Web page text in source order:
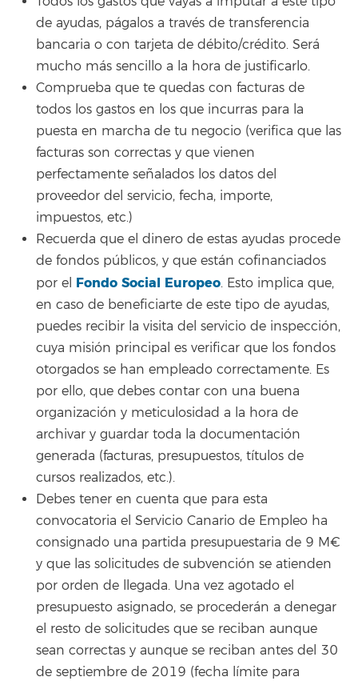
de ayudas, págalos a través de transferencia
bancaria o con tarjeta de débito/crédito. Será
mucho más sencillo a la hora de justificarlo.
Comprueba que te quedas con facturas de
todos los gastos en los que incurras para la
puesta en marcha de tu negocio (verifica que las
facturas son correctas y que vienen
perfectamente señalados los datos del
proveedor del servicio, fecha, importe,
impuestos, etc.)
Recuerda que el dinero de estas ayudas procede
de fondos públicos, y que están cofinanciados
por el Fondo Social Europeo. Esto implica que,
en caso de beneficiarte de este tipo de ayudas,
puedes recibir la visita del servicio de inspección,
cuya misión principal es verificar que los fondos
otorgados se han empleado correctamente. Es
por ello, que debes contar con una buena
organización y meticulosidad a la hora de
archivar y guardar toda la documentación
generada (facturas, presupuestos, títulos de
cursos realizados, etc.).
Debes tener en cuenta que para esta
convocatoria el Servicio Canario de Empleo ha
consignado una partida presupuestaria de 9 M€
y que las solicitudes de subvención se atienden
por orden de llegada. Una vez agotado el
presupuesto asignado, se procederán a denegar
el resto de solicitudes que se reciban aunque
sean correctas y aunque se reciban antes del 30
de septiembre de 2019 (fecha límite para